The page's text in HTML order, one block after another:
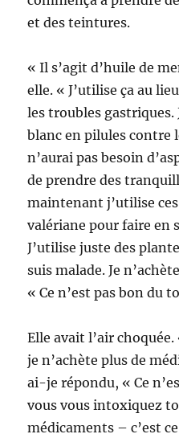
et des teintures.
« Il s’agit d’huile de
elle. « J’utilise ça au
les troubles gastriques.
blanc en pilules contre
n’aurai pas besoin
de prendre des
maintenant j’utilise
valériane pour faire en
J’utilise juste des
suis malade. Je
« Ce n’est pas bon du
Elle avait l’air choquée.
je n’achète plus de
ai-je répondu, « Ce
vous vous intoxiquez
médicaments – c’est